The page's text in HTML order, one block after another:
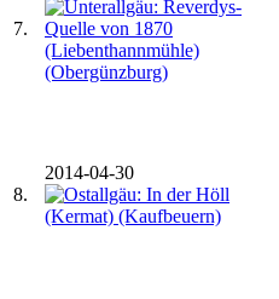
7.
8.
2014-04-30